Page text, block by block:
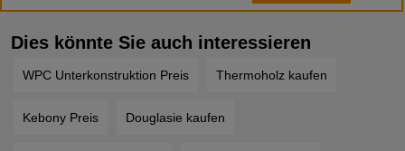
Dies könnte Sie auch interessieren
WPC Unterkonstruktion Preis Thermoholz kaufen
Kebony Preis Douglasie kaufen